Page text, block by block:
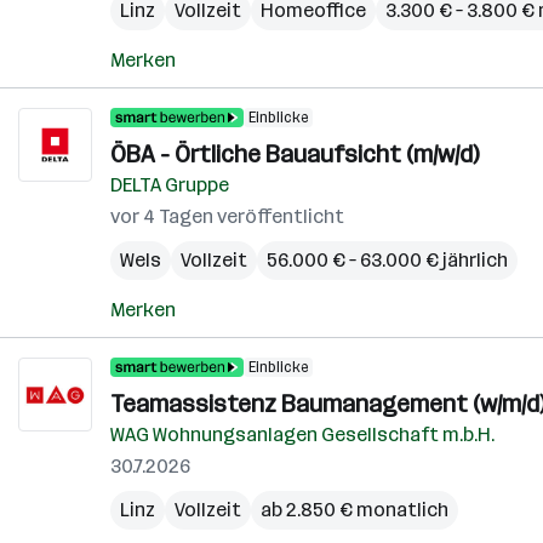
Linz
Vollzeit Homeoffice 3.300 € – 3.800
Merken
Einblicke
ÖBA - Örtliche Bauaufsicht (m/w/d)
DELTA Gruppe
vor 4 Tagen veröffentlicht
Wels
Vollzeit 56.000 € – 63.000 € jährlich
Merken
Einblicke
Teamassistenz Baumanagement (w/m/
WAG Wohnungsanlagen Gesellschaft m.b.H.
30.7.2026
Linz
Vollzeit ab 2.850 € monatlich